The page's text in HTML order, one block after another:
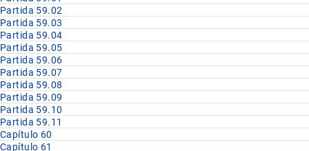
Partida 59.02
Partida 59.03
Partida 59.04
Partida 59.05
Partida 59.06
Partida 59.07
Partida 59.08
Partida 59.09
Partida 59.10
Partida 59.11
Capítulo 60
Capítulo 61